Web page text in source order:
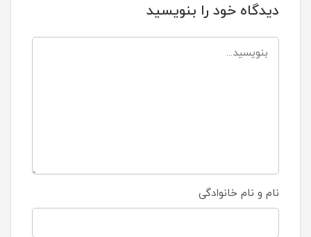
دیدگاه خود را بنویسید
نام و نام خانوادگی